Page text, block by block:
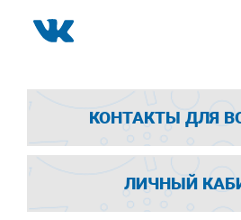
КОНТАКТЫ ДЛЯ
ЛИЧНЫЙ